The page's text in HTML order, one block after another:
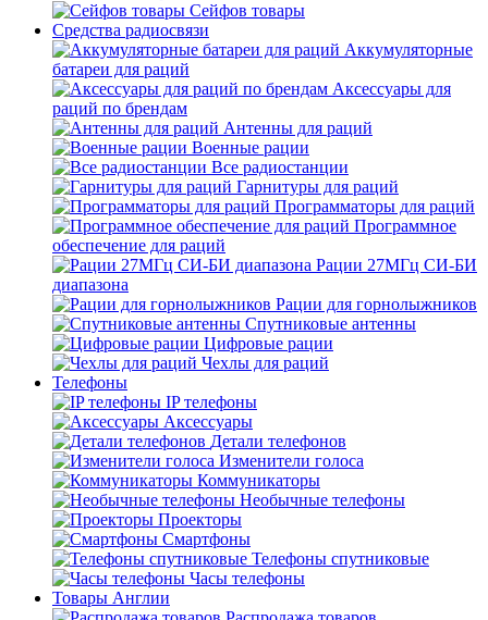
Сейфов товары
Средства радиосвязи
Аккумуляторные
батареи для раций
Аксессуары для
раций по брендам
Антенны для раций
Военные рации
Все радиостанции
Гарнитуры для раций
Программаторы для раций
Программное
обеспечение для раций
Рации 27МГц СИ-БИ
диапазона
Рации для горнолыжников
Спутниковые антенны
Цифровые рации
Чехлы для раций
Телефоны
IP телефоны
Аксессуары
Детали телефонов
Изменители голоса
Коммуникаторы
Необычные телефоны
Проекторы
Смартфоны
Телефоны спутниковые
Часы телефоны
Товары Англии